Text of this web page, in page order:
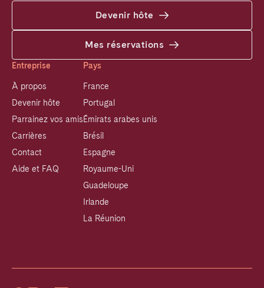
Devenir hôte
Mes réservations
Entreprise
À propos
Devenir hôte
Parrainez vos amis
Carrières
Contact
Aide et FAQ
Pays
France
Portugal
Émirats arabes unis
Brésil
Espagne
Royaume-Uni
Guadeloupe
Irlande
La Réunion